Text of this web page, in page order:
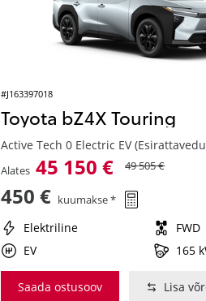
#J163397018
Toyota bZ4X Touring
Active Tech 0 Electric EV
Alates 45 150 € 49 505 €
450 € kuumakse *
Elektriline
FWD
EV
165
Saada ostusoov Lisa